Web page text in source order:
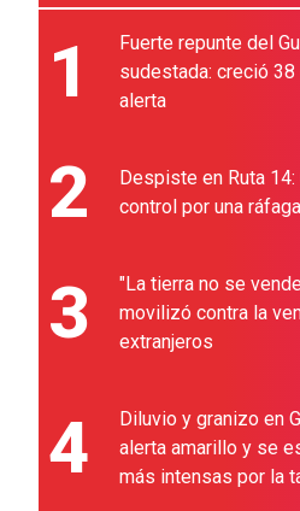
1
Fuerte repunte del
sudestada: creció
alerta
2
Despiste en Ruta
control por una
3
"La tierra no se
movilizó contra la
extranjeros
4
Diluvio y granizo en
alerta amarillo y se
más intensas por la